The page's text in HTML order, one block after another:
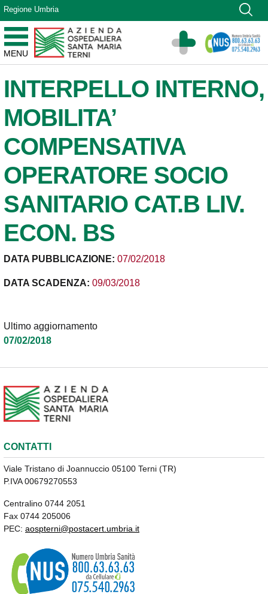
Vai ai contenuti
Vai al menu di navigazione
Vai al footer
Regione Umbria
MENU
Azienda Ospedaliera Santa Maria di Terni
Sito Istituzionale
INTERPELLO INTERNO,
MOBILITA’
COMPENSATIVA
OPERATORE SOCIO
SANITARIO CAT.B LIV.
ECON. BS
DATA PUBBLICAZIONE: 07/02/2018
DATA SCADENZA: 09/03/2018
Ultimo aggiornamento
07/02/2018
CONTATTI
Viale Tristano di Joannuccio 05100 Terni (TR)
P.IVA 00679270553
Centralino 0744 2051
Fax 0744 205006
PEC: aospterni@postacert.umbria.it